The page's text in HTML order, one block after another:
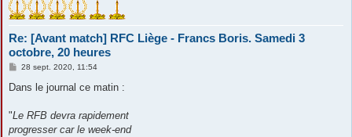
Re: [Avant match] RFC Liège - Francs Boris. Samedi 3
octobre, 20 heures
M
s
g
28 sept. 2020, 11:54
Dans le journal ce matin :
"Le RFB devra rapidement
progresser car le week-end